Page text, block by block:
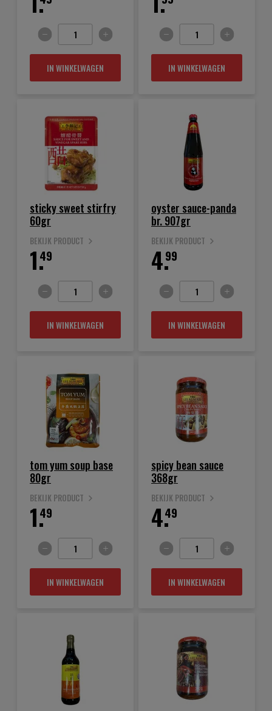
IN WINKELWAGEN IN WINKELWAGEN
sticky sweet stirfry
60gr
BEKIJK PRODUCT
49
1.
IN WINKELWAGEN
oyster sauce-panda
br. 907gr
BEKIJK PRODUCT
99
4.
IN WINKELWAGEN
tom yum soup base
80gr
BEKIJK PRODUCT
49
1.
IN WINKELWAGEN
spicy bean sauce
368gr
BEKIJK PRODUCT
49
4.
IN WINKELWAGEN